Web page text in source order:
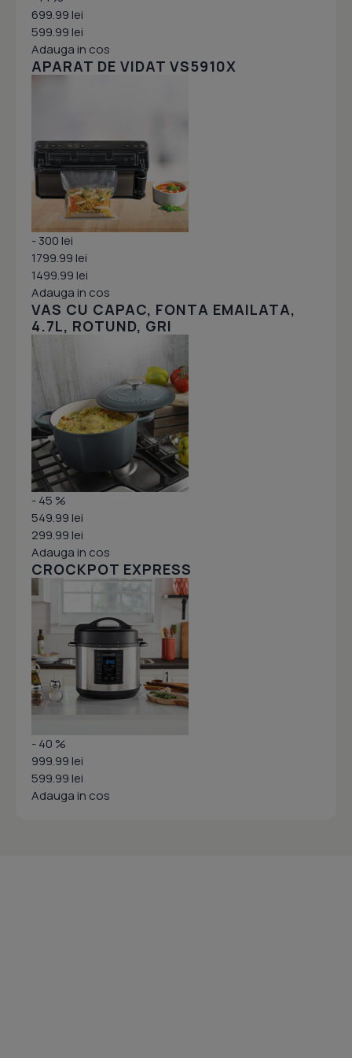
699.99 lei
599.99 lei
Adauga in cos
APARAT DE VIDAT VS5910X
- 300 lei
1799.99 lei
1499.99 lei
Adauga in cos
VAS CU CAPAC, FONTA EMAILATA,
4.7L, ROTUND, GRI
- 45 %
549.99 lei
299.99 lei
Adauga in cos
CROCKPOT EXPRESS
- 40 %
999.99 lei
599.99 lei
Adauga in cos